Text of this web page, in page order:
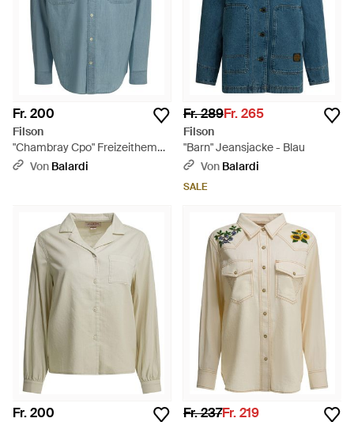
Fr. 200
Filson
"Chambray Cpo" Freizeithemd -
BlauVon Balardi
Fr. 289Fr. 265
Filson
"Barn" Jeansjacke - Blau
Von Balardi
SALE
Fr. 200 Fr. 237Fr. 219